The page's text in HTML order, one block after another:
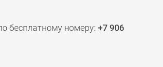
бесплатному номеру: +7 906